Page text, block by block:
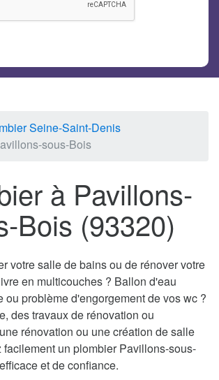
Seine-Saint-Denis
sous-Bois
à Pavillons-
Bois (93320)
votre salle de bains ou de rénover votre
en multicouches ? Ballon d'eau
ou problème d'engorgement de vos wc ?
des travaux de rénovation ou
rénovation ou une création de salle
facilement un plombier Pavillons-sous-
et de confiance.